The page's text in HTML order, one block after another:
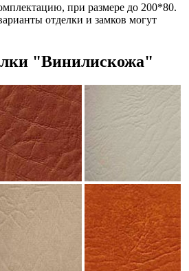
при размере до 200*80.
отделки и замков могут
"Винилискожа"